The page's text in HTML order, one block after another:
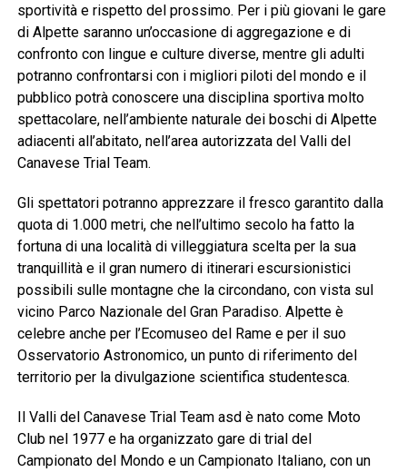
sportività e rispetto del prossimo. Per i più giovani le gare
di Alpette saranno un’occasione di aggregazione e di
confronto con lingue e culture diverse, mentre gli adulti
potranno confrontarsi con i migliori piloti del mondo e il
pubblico potrà conoscere una disciplina sportiva molto
spettacolare, nell’ambiente naturale dei boschi di Alpette
adiacenti all’abitato, nell’area autorizzata del Valli del
Canavese Trial Team.
Gli spettatori potranno apprezzare il fresco garantito dalla
quota di 1.000 metri, che nell’ultimo secolo ha fatto la
fortuna di una località di villeggiatura scelta per la sua
tranquillità e il gran numero di itinerari escursionistici
possibili sulle montagne che la circondano, con vista sul
vicino Parco Nazionale del Gran Paradiso. Alpette è
celebre anche per l’Ecomuseo del Rame e per il suo
Osservatorio Astronomico, un punto di riferimento del
territorio per la divulgazione scientifica studentesca.
Il Valli del Canavese Trial Team asd è nato come Moto
Club nel 1977 e ha organizzato gare di trial del
Campionato del Mondo e un Campionato Italiano, con un